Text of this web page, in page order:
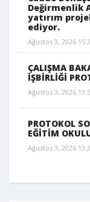
Değirmenlik
yatırım
ediyor.
Ağustos 3, 2026
ÇALIŞMA
İŞBİRLİĞİ
Ağustos 3, 2026
PROTOKOL
EĞİTİM
Ağustos 3, 2026